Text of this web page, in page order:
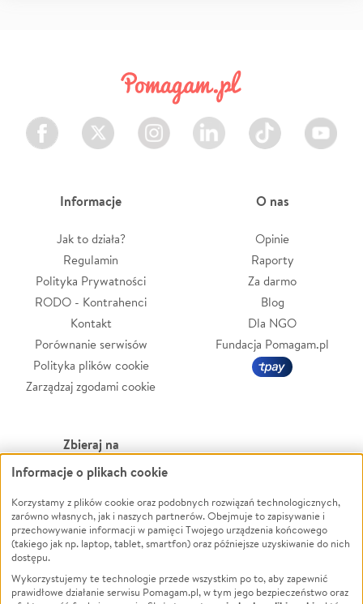
Facebook Twitter Instagram LinkedIn TikTok Youtube
Informacje
Jak to działa?
Regulamin
Polityka Prywatności
RODO - Kontrahenci
Kontakt
Porównanie serwisów
Polityka plików cookie
Zarządzaj zgodami cookie
O nas
Opinie
Raporty
Za darmo
Blog
Dla NGO
Fundacja Pomagam.pl
Zbieraj na
Leczenie
Zwierzęta
Pożar
Ukraina
Pomoc Finansowa
Powódź
Wichura
NGO
Edukacja
Informacje o plikach cookie
Korzystamy z plików cookie oraz podobnych rozwiązań technologicznych,
zarówno własnych, jak i naszych partnerów. Obejmuje to zapisywanie i
przechowywanie informacji w pamięci Twojego urządzenia końcowego
(takiego jak np. laptop, tablet, smartfon) oraz późniejsze uzyskiwanie do nich
dostępu.
Wykorzystujemy te technologie przede wszystkim po to, aby zapewnić
prawidłowe działanie serwisu Pomagam.pl, w tym jego bezpieczeństwo oraz